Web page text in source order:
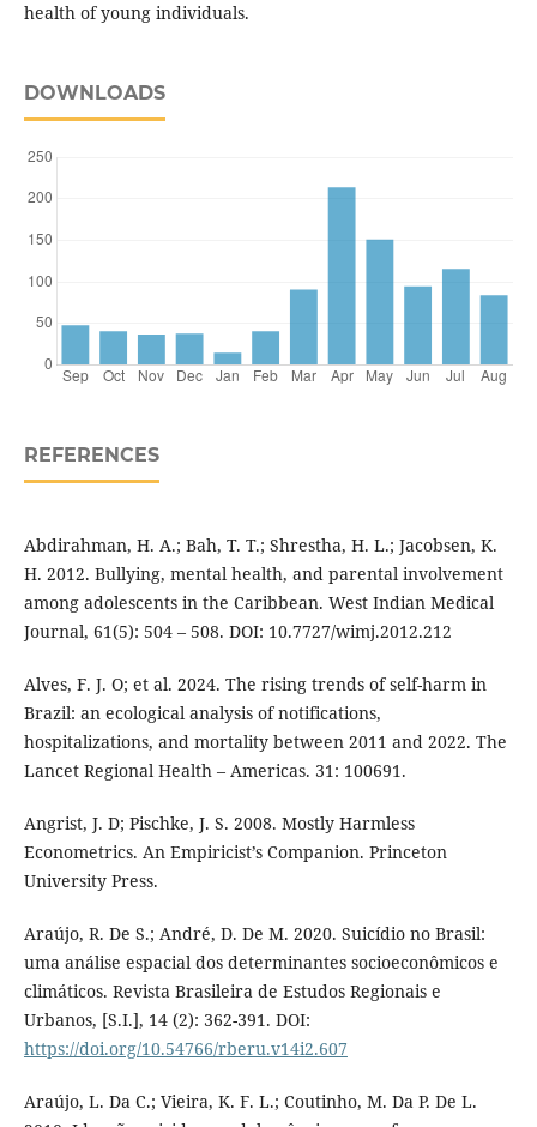
health of young individuals.
DOWNLOADS
REFERENCES
Abdirahman, H. A.; Bah, T. T.; Shrestha, H. L.; Jacobsen, K.
H. 2012. Bullying, mental health, and parental involvement
among adolescents in the Caribbean. West Indian Medical
Journal, 61(5): 504 – 508. DOI: 10.7727/wimj.2012.212
Alves, F. J. O; et al. 2024. The rising trends of self-harm in
Brazil: an ecological analysis of notifications,
hospitalizations, and mortality between 2011 and 2022. The
Lancet Regional Health – Americas. 31: 100691.
Angrist, J. D; Pischke, J. S. 2008. Mostly Harmless
Econometrics. An Empiricist’s Companion. Princeton
University Press.
Araújo, R. De S.; André, D. De M. 2020. Suicídio no Brasil:
uma análise espacial dos determinantes socioeconômicos e
climáticos. Revista Brasileira de Estudos Regionais e
Urbanos, [S.I.], 14 (2): 362-391. DOI:
https://doi.org/10.54766/rberu.v14i2.607
Araújo, L. Da C.; Vieira, K. F. L.; Coutinho, M. Da P. De L.